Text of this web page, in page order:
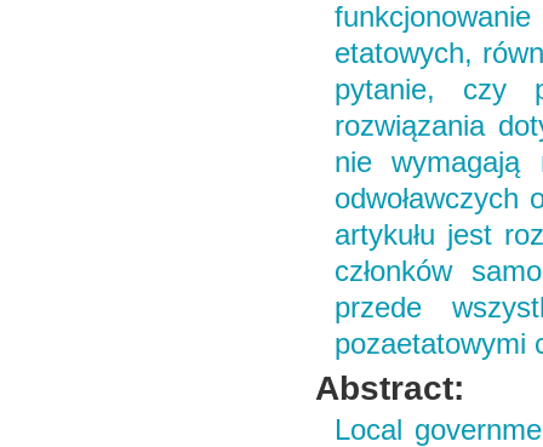
etatowych,
pytanie, czy
rozwiązania
nie wymagają
odwoławczych
artykułu jest
członków
przede
pozaetatowymi
Abstract:
Local